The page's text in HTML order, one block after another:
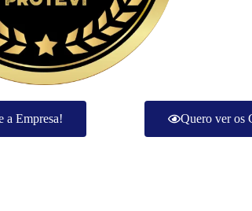
a Empresa! Quero ver os